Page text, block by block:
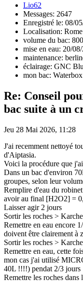
Lio62
Messages: 2647
Enregistré le: 08/
Localisation:
volume du bac:
mise en eau: 20/
maintenance:
éclairage: GNC
mon bac:
Re: Conseil
bac suite à un
Jeu 28 Mai 2026, 11:28
J'ai recemment nettoyé
d'Aiptasia.
Voici la procédure que
Dans un bac d'environ
groupes, selon leur
Remplire d'eau du
avoir au final [H2O2] =
Laisser agir 2 jours
Sortir les roches >
Remettre en eau encore
doivent être clairement à
Sortir les roches >
Remettre en eau, cette
mon cas j'ai utilisé
40L !!!!) pendat 2/3 jours
Remettre les roches dans